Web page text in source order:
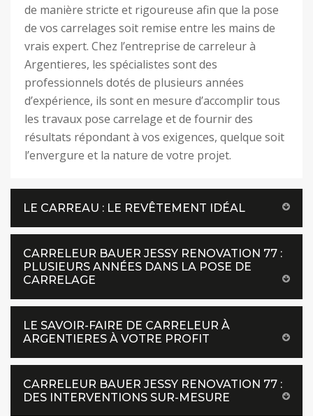
de manière stricte et rigoureuse afin que la pose
de vos carrelages soit remise entre les mains de
vrais expert. Chez l’entreprise de carreleur à
Argentieres, les spécialistes sont des
professionnels dotés de plusieurs années
d’expérience, ils sont en mesure d’accomplir tous
les travaux pose carrelage et de fournir des
résultats répondant à vos exigences, quelque soit
l’envergure et la nature de votre projet.
LE CARREAU : LE REVÊTEMENT IDÉAL
CARRELEUR BAUER JESSY RENOVATION 77 :
PLUSIEURS ANNÉES DANS LA POSE DE
CARRELAGE
LE SAVOIR-FAIRE DE CARRELEUR À
ARGENTIERES À VOTRE PROFIT
CARRELEUR BAUER JESSY RENOVATION 77 :
DES INTERVENTIONS SUR-MESURE